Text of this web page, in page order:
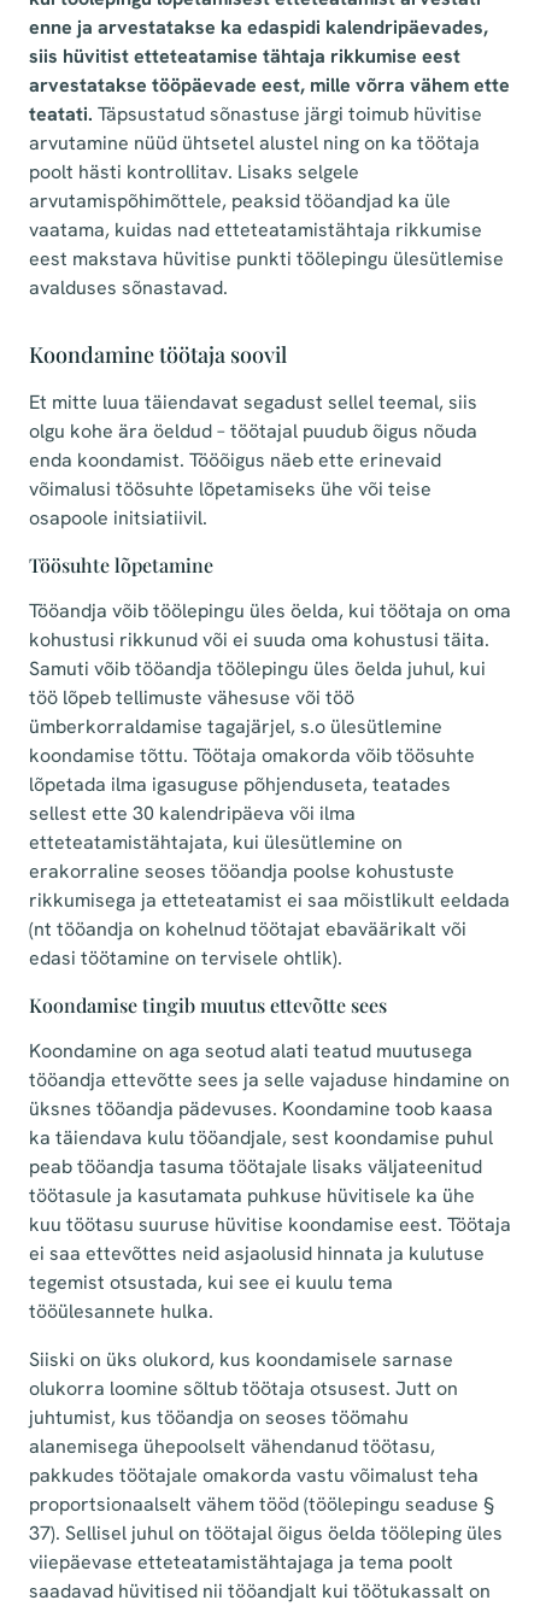
enne ja arvestatakse ka edaspidi kalendripäevades,
siis hüvitist etteteatamise tähtaja rikkumise eest
arvestatakse tööpäevade eest, mille võrra vähem ette
teatati. Täpsustatud sõnastuse järgi toimub hüvitise
arvutamine nüüd ühtsetel alustel ning on ka töötaja
poolt hästi kontrollitav. Lisaks selgele
arvutamispõhimõttele, peaksid tööandjad ka üle
vaatama, kuidas nad etteteatamistähtaja rikkumise
eest makstava hüvitise punkti töölepingu ülesütlemise
avalduses sõnastavad.
Koondamine töötaja soovil
Et mitte luua täiendavat segadust sellel teemal, siis
olgu kohe ära öeldud – töötajal puudub õigus nõuda
enda koondamist. Tööõigus näeb ette erinevaid
võimalusi töösuhte lõpetamiseks ühe või teise
osapoole initsiatiivil.
Töösuhte lõpetamine
Tööandja võib töölepingu üles öelda, kui töötaja on oma
kohustusi rikkunud või ei suuda oma kohustusi täita.
Samuti võib tööandja töölepingu üles öelda juhul, kui
töö lõpeb tellimuste vähesuse või töö
ümberkorraldamise tagajärjel, s.o ülesütlemine
koondamise tõttu. Töötaja omakorda võib töösuhte
lõpetada ilma igasuguse põhjenduseta, teatades
sellest ette 30 kalendripäeva või ilma
etteteatamistähtajata, kui ülesütlemine on
erakorraline seoses tööandja poolse kohustuste
rikkumisega ja etteteatamist ei saa mõistlikult eeldada
(nt tööandja on kohelnud töötajat ebaväärikalt või
edasi töötamine on tervisele ohtlik).
Koondamise tingib muutus ettevõtte sees
Koondamine on aga seotud alati teatud muutusega
tööandja ettevõtte sees ja selle vajaduse hindamine on
üksnes tööandja pädevuses. Koondamine toob kaasa
ka täiendava kulu tööandjale, sest koondamise puhul
peab tööandja tasuma töötajale lisaks väljateenitud
töötasule ja kasutamata puhkuse hüvitisele ka ühe
kuu töötasu suuruse hüvitise koondamise eest. Töötaja
ei saa ettevõttes neid asjaolusid hinnata ja kulutuse
tegemist otsustada, kui see ei kuulu tema
tööülesannete hulka.
Siiski on üks olukord, kus koondamisele sarnase
olukorra loomine sõltub töötaja otsusest. Jutt on
juhtumist, kus tööandja on seoses töömahu
alanemisega ühepoolselt vähendanud töötasu,
pakkudes töötajale omakorda vastu võimalust teha
proportsionaalselt vähem tööd (töölepingu seaduse §
37). Sellisel juhul on töötajal õigus öelda tööleping üles
viiepäevase etteteatamistähtajaga ja tema poolt
saadavad hüvitised nii tööandjalt kui töötukassalt on